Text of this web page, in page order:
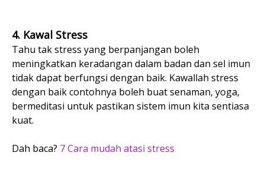
4. Kawal Stress
Tahu tak stress yang berpanjangan boleh
meningkatkan keradangan dalam badan dan sel imun
tidak dapat berfungsi dengan baik. Kawallah stress
dengan baik contohnya boleh buat senaman, yoga,
bermeditasi untuk pastikan sistem imun kita sentiasa
kuat.
Dah baca? 7 Cara mudah atasi stress